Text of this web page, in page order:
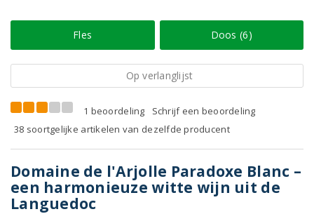
Fles Doos (6)
Op verlanglijst
1 beoordeling
Schrijf een beoordeling
38 soortgelijke artikelen van dezelfde producent
Domaine de l'Arjolle Paradoxe Blanc –
een harmonieuze witte wijn uit de
Languedoc